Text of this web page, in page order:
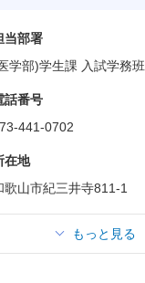
当部署
学部)学生課 入試学務班
話番号
441-0702
在地
歌山市紀三井寺811-1
もっと見る